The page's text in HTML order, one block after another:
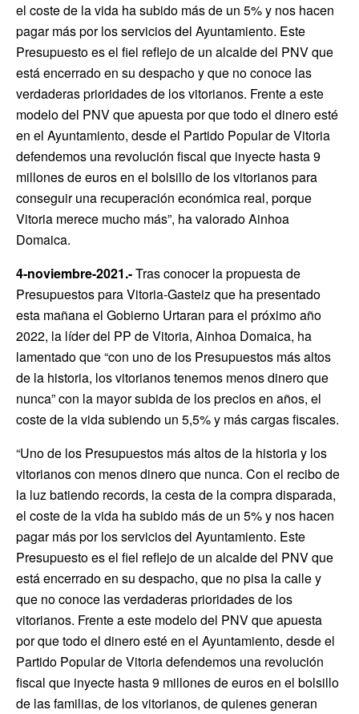
el coste de la vida ha subido más de un 5% y nos hacen
pagar más por los servicios del Ayuntamiento. Este
Presupuesto es el fiel reflejo de un alcalde del PNV que
está encerrado en su despacho y que no conoce las
verdaderas prioridades de los vitorianos. Frente a este
modelo del PNV que apuesta por que todo el dinero esté
en el Ayuntamiento, desde el Partido Popular de Vitoria
defendemos una revolución fiscal que inyecte hasta 9
millones de euros en el bolsillo de los vitorianos para
conseguir una recuperación económica real, porque
Vitoria merece mucho más”, ha valorado Ainhoa
Domaica.
4-noviembre-2021.-Tras conocer la propuesta de
Presupuestos para Vitoria-Gasteiz que ha presentado
esta mañana el Gobierno Urtaran para el próximo año
2022, la líder del PP de Vitoria, Ainhoa Domaica, ha
lamentado que “con uno de los Presupuestos más altos
de la historia, los vitorianos tenemos menos dinero que
nunca” con la mayor subida de los precios en años, el
coste de la vida subiendo un 5,5% y más cargas fiscales.
“Uno de los Presupuestos más altos de la historia y los
vitorianos con menos dinero que nunca. Con el recibo de
la luz batiendo records, la cesta de la compra disparada,
el coste de la vida ha subido más de un 5% y nos hacen
pagar más por los servicios del Ayuntamiento. Este
Presupuesto es el fiel reflejo de un alcalde del PNV que
está encerrado en su despacho, que no pisa la calle y
que no conoce las verdaderas prioridades de los
vitorianos. Frente a este modelo del PNV que apuesta
por que todo el dinero esté en el Ayuntamiento, desde el
Partido Popular de Vitoria defendemos una revolución
fiscal que inyecte hasta 9 millones de euros en el bolsillo
de las familias, de los vitorianos, de quienes generan